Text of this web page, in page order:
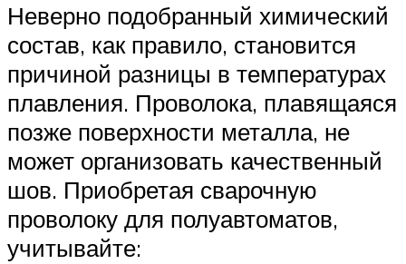
Неверно подобранный химический
состав, как правило, становится
причиной разницы в температурах
плавления. Проволока, плавящаяся
позже поверхности металла, не
может организовать качественный
шов. Приобретая сварочную
проволоку для полуавтоматов,
учитывайте: